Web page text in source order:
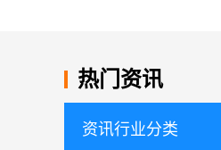
热门资讯
资讯行业分类